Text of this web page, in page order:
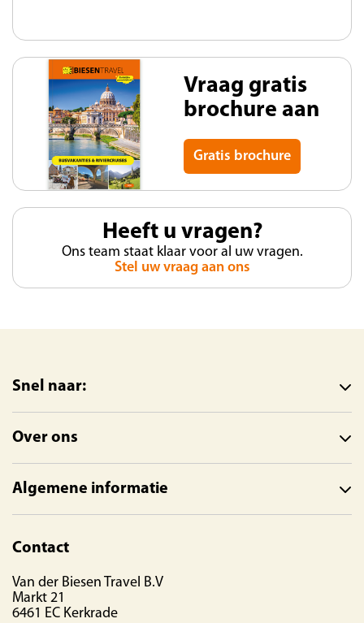
Vraag gratis
brochure aan
Gratis brochure
Heeft u vragen?
Ons team staat klaar voor al uw vragen.
Stel uw vraag aan ons
Snel naar:
Over ons
Algemene informatie
Contact
Van der Biesen Travel B.V
Markt 21
6461 EC Kerkrade